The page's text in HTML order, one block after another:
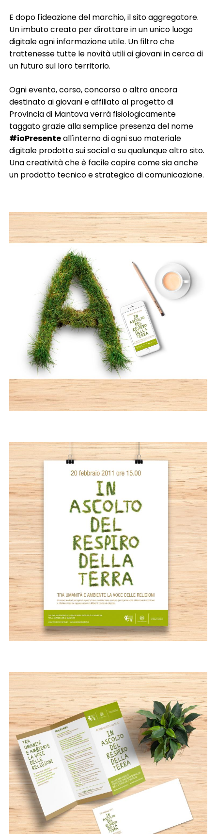
E dopo l'ideazione del marchio, il sito aggregatore.
Un imbuto creato per dirottare in un unico luogo
digitale ogni informazione utile. Un filtro che
trattenesse tutte le novità utili ai giovani in cerca di
un futuro sul loro territorio.
Ogni evento, corso, concorso o altro ancora
destinato ai giovani e affiliato al progetto di
Provincia di Mantova verrà fisiologicamente
taggato grazie alla semplice presenza del nome
#ioPresenteall'interno di ogni suo materiale
digitale prodotto sui social o su qualunque altro sito.
Una creatività che è facile capire come sia anche
un prodotto tecnico e strategico di comunicazione.